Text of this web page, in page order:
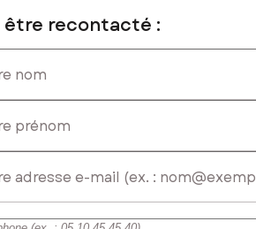
être recontacté :